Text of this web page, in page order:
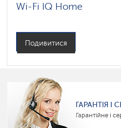
Wi-Fi IQ Home
Подивитися
ГАРАНТІЯ І
Гарантійне і